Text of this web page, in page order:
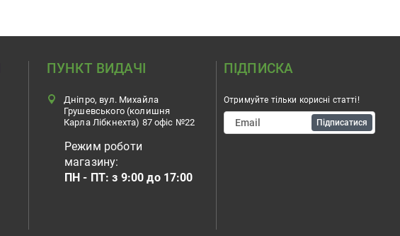
ПУНКТ ВИДАЧІ
Дніпро, вул. Михайла
Грушевського (колишня
Карла Лібкнехта) 87 офіс №22
Режим роботи
магазину:
ПН - ПТ: з 9:00 до 17:00
ПІДПИСКА
Отримуйте тільки корисні статті!
Підписатися